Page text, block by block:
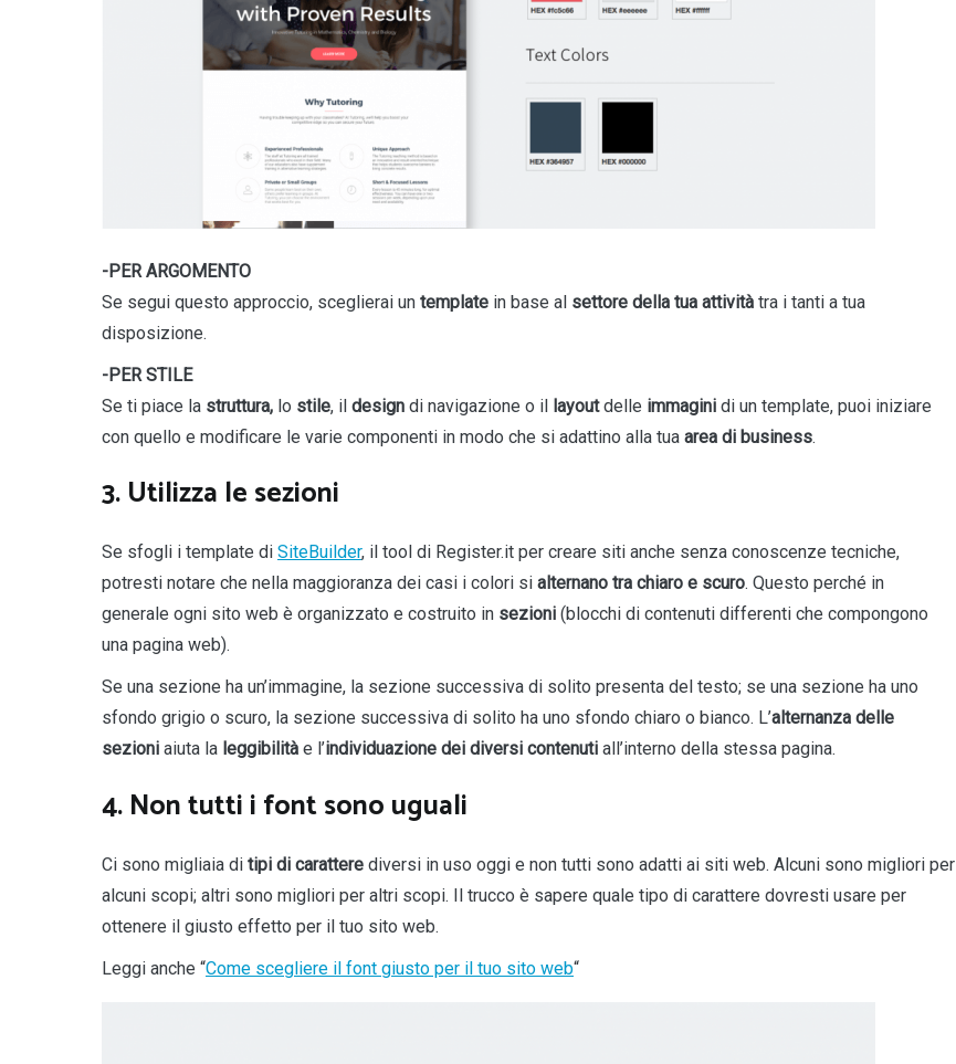
-PER ARGOMENTO
Se segui questo approccio, sceglierai un template in base al settore della tua attività tra i tanti a tua
disposizione.
-PER STILE
Se ti piace la struttura, lo stile, il design di navigazione o il layoutdelle immagini di un template, puoi iniziare
con quello e modificare le varie componenti in modo che si adattino alla tua area di business.
3. Utilizza le sezioni
Se sfogli i template di SiteBuilder, il tool di Register.it per creare siti anche senza conoscenze tecniche,
potresti notare che nella maggioranza dei casi i colori si alternano tra chiaro e scuro. Questo perché in
generale ogni sito web è organizzato e costruito in sezioni (blocchi di contenuti differenti che compongono
una pagina web).
Se una sezione ha un’immagine, la sezione successiva di solito presenta del testo; se una sezione ha uno
sfondo grigio o scuro, la sezione successiva di solito ha uno sfondo chiaro o bianco. L’alternanza delle
sezioni aiuta la leggibilità e l’individuazione dei diversi contenuti all’interno della stessa pagina.
4. Non tutti i font sono uguali
Ci sono migliaia di tipi di carattere diversi in uso oggi e non tutti sono adatti ai siti web. Alcuni sono migliori per
alcuni scopi; altri sono migliori per altri scopi. Il trucco è sapere quale tipo di carattere dovresti usare per
ottenere il giusto effetto per il tuo sito web.
Leggi anche “Come scegliere il font giusto per il tuo sito web“